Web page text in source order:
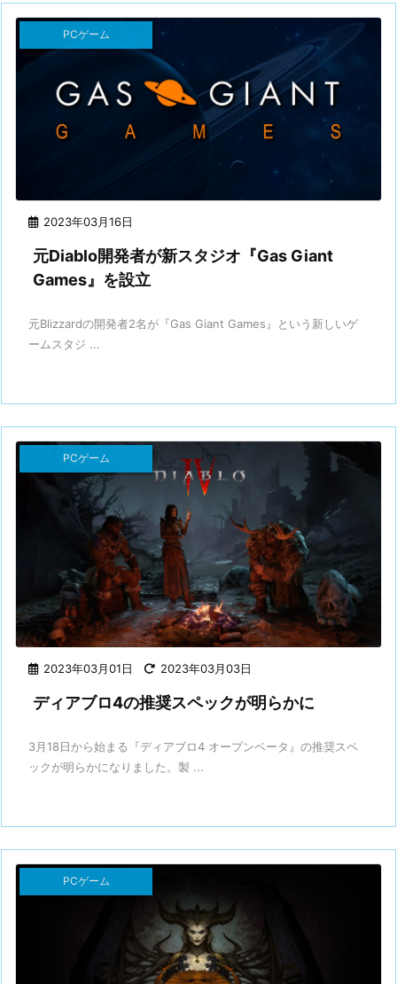
2023年03月16日
PCゲーム
元Diablo開発者が新スタジオ『Gas Giant
Games』を設立
元Blizzardの開発者2名が『Gas Giant Games』という新しいゲ
ームスタジ ...
2023年03月01日 2023年03月03日
PCゲーム
ディアブロ4の推奨スペックが明らかに
3月18日から始まる『ディアブロ4 オープンベータ』の推奨スペ
ックが明らかになりました。製 ...
PCゲーム